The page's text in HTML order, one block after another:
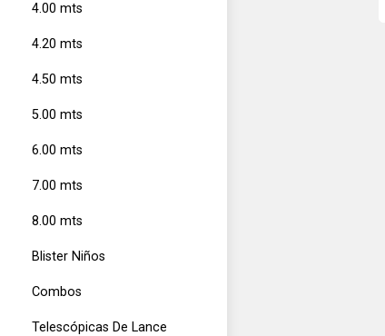
4.00 mts
4.20 mts
4.50 mts
5.00 mts
6.00 mts
7.00 mts
8.00 mts
Blister Niños
Combos
Telescópicas De Lance